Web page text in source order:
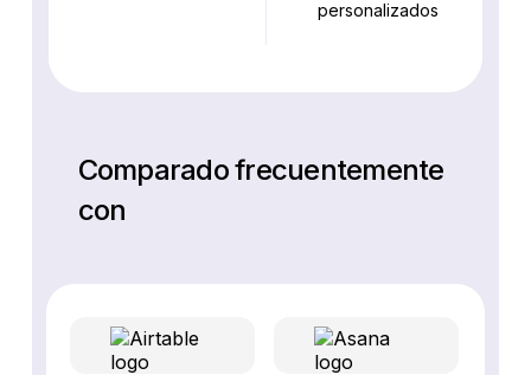
personalizados
Comparado frecuentemente
con